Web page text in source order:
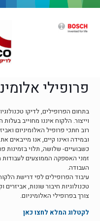
פרופילי
בתחום הפרופילים, לדיקו
וייצור. הלקוח איננו מחוייב
רוב חתכי פרופיל האלומיניום
ובמידה ואינו קיים, אנו מייבאים
כשבועיים- שלושה, תלוי בזמינות
זמני האספקה הממוצעים לעבודות
העבודה.
עיבוד הפרופילים לפי דרישת
טכנולוגיות חיבור שונות,
צורך בפרופילי האלומיניום.
לקטלוג המלא לחצו כאן